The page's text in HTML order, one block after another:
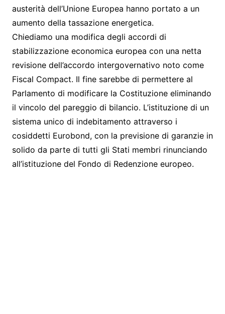
austerità dell’Unione Europea hanno portato a un
aumento della tassazione energetica.
Chiediamo una modifica degli accordi di
stabilizzazione economica europea con una netta
revisione dell’accordo intergovernativo noto come
Fiscal Compact. Il fine sarebbe di permettere al
Parlamento di modificare la Costituzione eliminando
il vincolo del pareggio di bilancio. L’istituzione di un
sistema unico di indebitamento attraverso i
cosiddetti Eurobond, con la previsione di garanzie in
solido da parte di tutti gli Stati membri rinunciando
all’istituzione del Fondo di Redenzione europeo.